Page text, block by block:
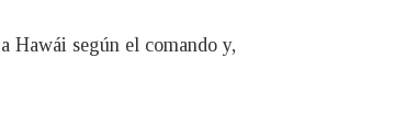
Hawái según el comando y,